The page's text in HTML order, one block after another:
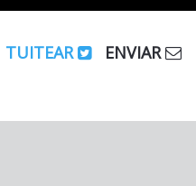
TUITEAR ENVIAR